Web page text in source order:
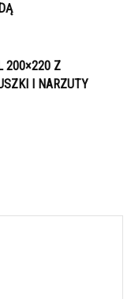
200×220 Z
I NARZUTY